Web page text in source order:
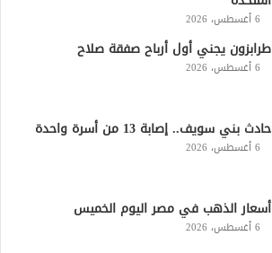
6 أغسطس، 2026
طرابزون يجني أول أرباح صفقة صلاح
6 أغسطس، 2026
حادث بني سويف.. إصابة 13 من أسرة واحدة
6 أغسطس، 2026
أسعار الذهب في مصر اليوم الخميس
6 أغسطس، 2026